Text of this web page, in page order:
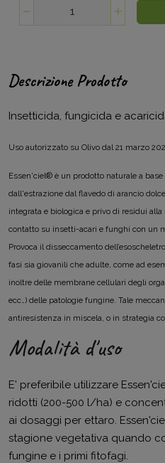
Descrizione Prodotto
Insetticida, fungicida e
Uso autorizzato su Olivo dal 21 marzo
Essen'ciel® è un prodotto naturale a
dall'estrazione dal flavedo di arancio
integrata e biologica e privo di residui
contatto su insetti-acari e funghi con un
Provoca il disseccamento
fasi sia giovanili che adulte, come ad
inoltre delle membrane cellulari degli
ecc…) delle patologie fungine. Tale
antiresistenza in miscela, o in strategia
Modalità d'uso
E' preferibile utilizzare
ridotti (200-500 l/ha) e
ai dosaggi per ettaro.
stagione vegetativa quando
fungine e i primi fitofagi.